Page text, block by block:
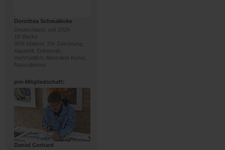
Dorothea Schmalkoke
Deutschland, seit 2026
19 Werke
95% Malerei, 5% Zeichnung;
Aquarell, Enkaustik;
mehrheitlich: Abstrakte Kunst,
Naturalismus
pro-Mitgliedschaft:
Daniel Gerhard